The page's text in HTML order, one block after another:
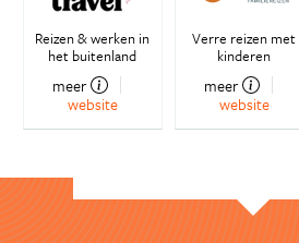
Reizen & werken in
het buitenland
meer
website
Verre reizen met
kinderen
meer
website